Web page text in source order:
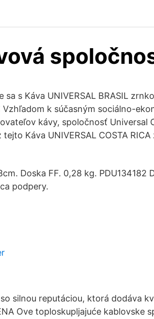
s Káva UNIVERSAL BRASIL
k súčasným sociálno-
kávy, spoločnosť Universal
Káva UNIVERSAL COSTA RICA
Doska FF. 0,28 kg. PDU134182
podpery.
silnou reputáciou, ktorá dodáva
Ove toploskupljajuće kablovske